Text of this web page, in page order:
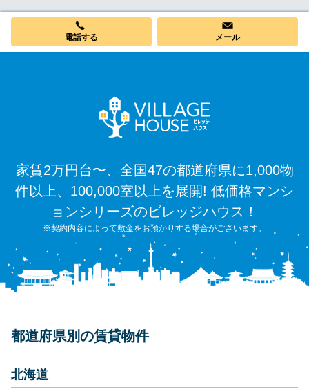
電話する メール
家賃2万円台〜、全国47の都道府県に1,000物
件以上、100,000室以上を展開! 低価格マンシ
ョンシリーズのビレッジハウス！
※契約内容によって敷金をお預かりする場合がございます。
都道府県別の賃貸物件
北海道